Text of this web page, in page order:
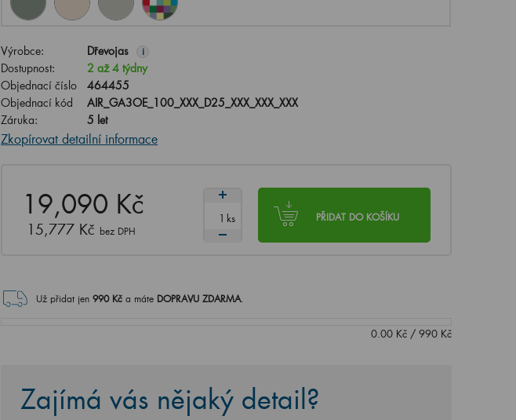
Výrobce: Dřevojas i
Dostupnost:
2 až 4 týdny
Objednací číslo
464455
Objednací kód
AIR_GA3OE_100_XXX_D25_XXX_XXX_XXX
Záruka:
5 let
Zkopírovat detailní informace
19,090 Kč
15,777 Kč bez DPH
PŘIDAT DO KOŠÍKU
ks
Už přidat jen 990Kč a máte DOPRAVU ZDARMA.
0.00Kč/ 990Kč
Zajímá vás nějaký detail?